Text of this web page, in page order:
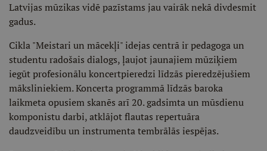
Latvijas mūzikas vidē pazīstams jau vairāk nekā divdesmit
gadus.
Cikla "Meistari un mācekļi" idejas centrā ir pedagoga un
studentu radošais dialogs, ļaujot jaunajiem mūziķiem
iegūt profesionālu koncertpieredzi līdzās pieredzējušiem
māksliniekiem. Koncerta programmā līdzās baroka
laikmeta opusiem skanēs arī 20. gadsimta un mūsdienu
komponistu darbi, atklājot flautas repertuāra
daudzveidību un instrumenta tembrālās iespējas.